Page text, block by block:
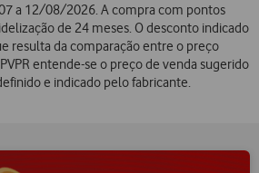
a 12/08/2026. A compra com pontos
de 24 meses. O desconto indicado
resulta da comparação entre o preço
entende-se o preço de venda sugerido
e indicado pelo fabricante.